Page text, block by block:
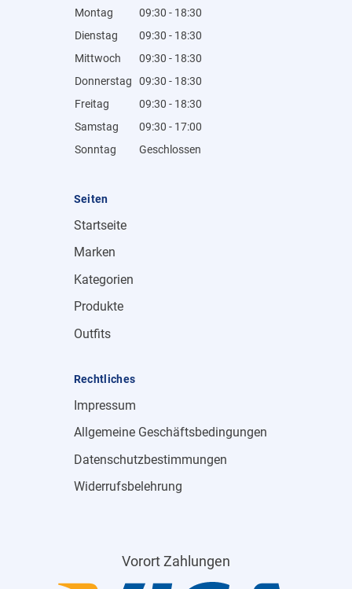
Montag
09:30 - 18:30
Dienstag
09:30 - 18:30
Mittwoch
09:30 - 18:30
Donnerstag
09:30 - 18:30
Freitag
09:30 - 18:30
Samstag
09:30 - 17:00
Sonntag
Geschlossen
Seiten
Startseite
Marken
Kategorien
Produkte
Outfits
Rechtliches
Impressum
Allgemeine Geschäftsbedingungen
Datenschutzbestimmungen
Widerrufsbelehrung
Vorort Zahlungen